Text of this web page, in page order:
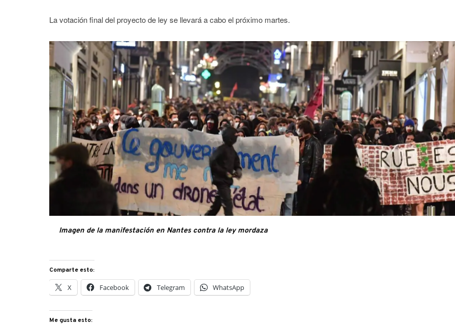
La votación final del proyecto de ley se llevará a cabo el próximo martes.
Imagen de la manifestación en Nantes contra la ley mordaza
Comparte esto:
X Facebook Telegram WhatsApp
Me gusta esto: